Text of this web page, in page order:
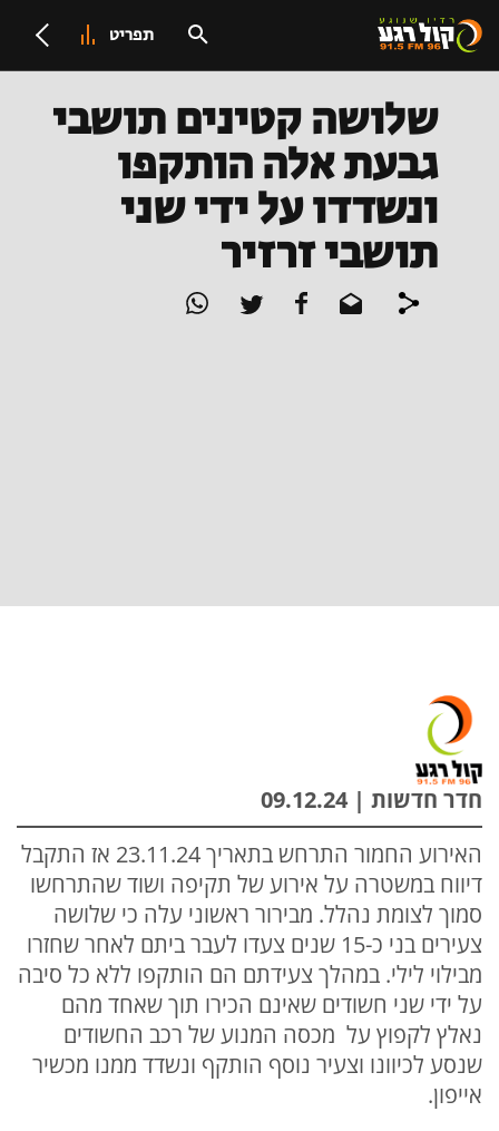
תפריט
שלושה קטינים תושבי
גבעת אלה הותקפו
ונשדדו על ידי שני
תושבי זרזיר
חדר חדשות | 09.12.24
האירוע החמור התרחש בתאריך 23.11.24 אז התקבל
דיווח במשטרה על אירוע של תקיפה ושוד שהתרחשו
סמוך לצומת נהלל. מבירור ראשוני עלה כי שלושה
צעירים בני כ-15 שנים צעדו לעבר ביתם לאחר שחזרו
מבילוי לילי. במהלך צעידתם הם הותקפו ללא כל סיבה
על ידי שני חשודים שאינם הכירו תוך שאחד מהם
נאלץ לקפוץ על מכסה המנוע של רכב החשודים
שנסע לכיוונו וצעיר נוסף הותקף ונשדד ממנו מכשיר
אייפון.